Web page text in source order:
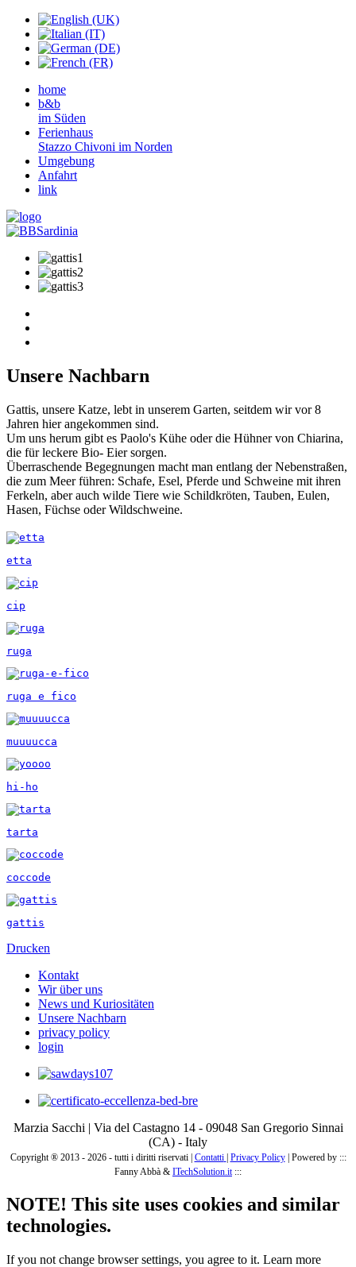
home
b&b
im Süden
Ferienhaus
Stazzo Chivoni im Norden
Umgebung
Anfahrt
link
Unsere Nachbarn
Gattis, unsere Katze, lebt in unserem Garten, seitdem wir vor 8
Jahren hier angekommen sind.
Um uns herum gibt es Paolo's Kühe oder die Hühner von Chiarina,
die für leckere Bio- Eier sorgen.
Überraschende Begegnungen macht man entlang der Nebenstraßen,
die zum Meer führen: Schafe, Esel, Pferde und Schweine mit ihren
Ferkeln, aber auch wilde Tiere wie Schildkröten, Tauben, Eulen,
Hasen, Füchse oder Wildschweine.
etta
cip
ruga
ruga e fico
muuuucca
hi-ho
tarta
coccode
gattis
Drucken
Kontakt
Wir über uns
News und Kuriositäten
Unsere Nachbarn
privacy policy
login
Marzia Sacchi | Via del Castagno 14 - 09048 San Gregorio Sinnai
(CA) - Italy
Copyright ® 2013 - 2026 - tutti i diritti riservati | Contatti | Privacy Policy| Powered by :::
Fanny Abbà & ITechSolution.it:::
NOTE! This site uses cookies and similar
technologies.
If you not change browser settings, you agree to it. Learn more